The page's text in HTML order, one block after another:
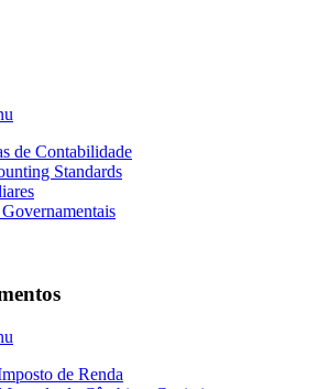
de Contabilidade
Standards
de Renda